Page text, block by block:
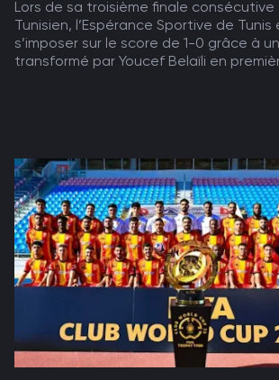
Lors de sa troisième finale
Tunisien, l’Espérance Sportive de
s’imposer sur le score de 1-0 grâce à
transformé par Youcef Belaïli en